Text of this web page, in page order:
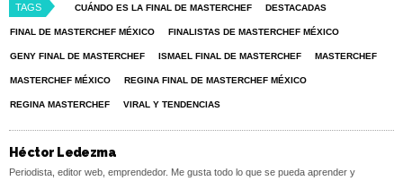
TAGS CUÁNDO ES LA FINAL DE MASTERCHEF DESTACADAS
FINAL DE MASTERCHEF MÉXICO FINALISTAS DE MASTERCHEF MÉXICO
GENY FINAL DE MASTERCHEF ISMAEL FINAL DE MASTERCHEF MASTERCHEF
MASTERCHEF MÉXICO REGINA FINAL DE MASTERCHEF MÉXICO
REGINA MASTERCHEF VIRAL Y TENDENCIAS
Héctor Ledezma
Periodista, editor web, emprendedor. Me gusta todo lo que se pueda aprender y